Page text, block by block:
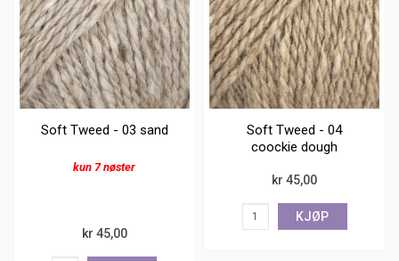
Soft Tweed - 03 sand
kun 7 nøster
kr 45,00
Soft Tweed - 04
coockie dough
kr 45,00
KJØP